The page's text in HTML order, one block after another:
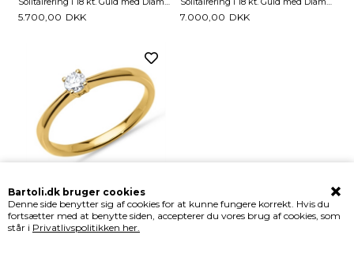
Bartoli.dk bruger cookies
Denne side benytter sig af cookies for at kunne fungere korrekt. Hvis du
fortsætter med at benytte siden, accepterer du vores brug af cookies, som
står i Privatlivspolitikken her.
5.700,00 DKK 7.000,00 DKK
Solitairering i 18 kt. Guld med Diamant - 0,15 ct.
7.700,00 DKK